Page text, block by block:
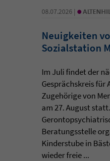
08.07.2026 | •
Neuigkeiten
Sozialstation
Im Juli findet der
Gesprächskreis für
Zugehörige von
am 27. August
Beratungsstelle
Kinderstube in
wieder freie ...